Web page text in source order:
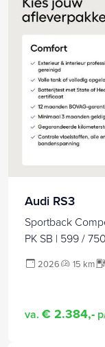
Audi RS3
Sportback
PK SB | 599 / 750 gelimiteerde oplage | Audi Exclusive
2026 15 km
va. € 2.384,-